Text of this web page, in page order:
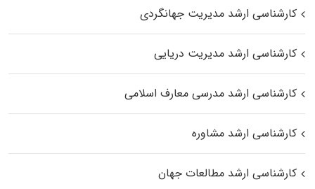
کارشناسی ارشد مدیریت جهانگردی
کارشناسی ارشد مدیریت دریایی
کارشناسی ارشد مدرسی معارف اسلامی
کارشناسی ارشد مشاوره
کارشناسی ارشد مطالعات جهان